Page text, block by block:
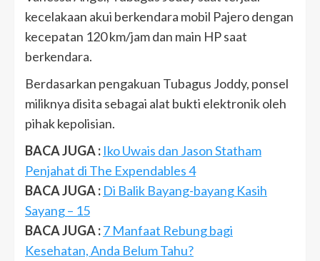
kecelakaan akui berkendara mobil Pajero dengan
kecepatan 120 km/jam dan main HP saat
berkendara.
Berdasarkan pengakuan Tubagus Joddy, ponsel
miliknya disita sebagai alat bukti elektronik oleh
pihak kepolisian.
BACA JUGA : Iko Uwais dan Jason Statham
Penjahat di The Expendables 4
BACA JUGA : Di Balik Bayang-bayang Kasih
Sayang – 15
BACA JUGA :7 Manfaat Rebung bagi
Kesehatan, Anda Belum Tahu?